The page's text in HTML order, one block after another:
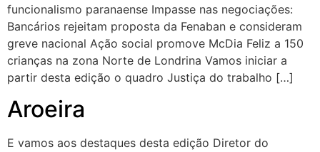
funcionalismo paranaense Impasse nas negociações:
Bancários rejeitam proposta da Fenaban e consideram
greve nacional Ação social promove McDia Feliz a 150
crianças na zona Norte de Londrina Vamos iniciar a
partir desta edição o quadro Justiça do trabalho […]
Aroeira
E vamos aos destaques desta edição Diretor do